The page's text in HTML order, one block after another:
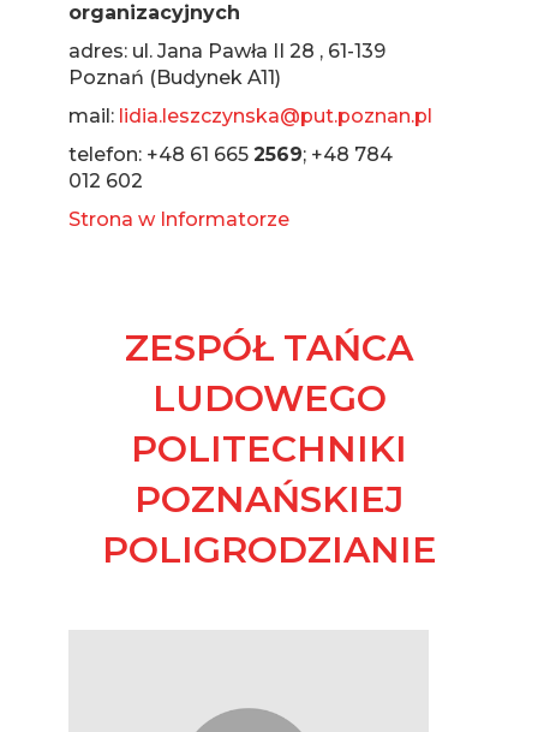
organizacyjnych
adres: ul. Jana Pawła II 28 , 61-139
Poznań (Budynek A11)
mail: lidia.leszczynska@put.poznan.pl
telefon: +48 61 6652569; +48 784
012 602
Strona w Informatorze
ZESPÓŁ TAŃCA
LUDOWEGO
POLITECHNIKI
POZNAŃSKIEJ
POLIGRODZIANIE